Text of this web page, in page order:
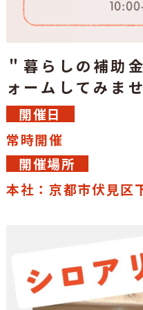
＂暮らしの補助
ォームしてみま
開催日
常時開催
開催場所
本社：京都市伏見区